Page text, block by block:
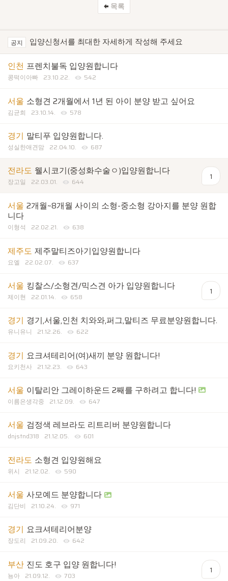
목록
공지 입양신청서를 최대한 자세하게 작성해 주세요
인천 프렌치불독 입양원합니다
콩떡이아빠 23.10.22. 542
서울 소형견 2개월에서 1년 된 아이 분양 받고 싶어요
김균희 23.10.14. 578
경기 말티푸 입양원합니다.
성실한애견맘 22.04.10. 687
전라도 웰시코기(중성화수술ㅇ)입양원합니다
장고일 22.03.01. 644
1
서울 2개월~8개월 사이의 소형-중소형 강아지를 분양 원합
니다
이형석 22.02.21. 638
제주도 제주말티즈아기입양원합니다
요엘 22.02.07. 637
서울 킹찰스/소형견/믹스견 아가 입양원합니다
제이현 22.01.14. 658
1
경기 경기,서울,인천 치와와,퍼그,말티즈 무료분양원합니다.
유니유니 21.12.26. 622
경기 요크셔테리어(여)새끼 분양 원합니다!
요키천사 21.12.23. 643
서울 이탈리안 그레이하운드 2째를 구하려고 합니다!
이름은생각중 21.12.09. 647
서울 검정색 레브라도 리트리버 분양원합니다
dnjstnd318 21.12.05. 601
전라도 소형견 입양원해요
위시 21.12.02. 590
서울 사모예드 분양합니다
김단비 21.10.24. 971
경기 요크셔테리어분양
장도리 21.09.20. 642
부산 진도 호구 입양 원합니다!
뇽아 21.09.12. 703
1